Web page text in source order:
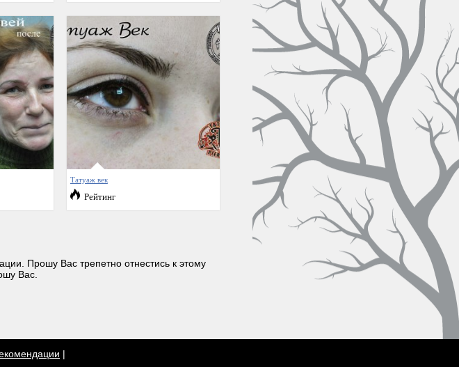
Татуаж век
Рейтинг
Прошу Вас трепетно отнестись к этому
Вас.
|